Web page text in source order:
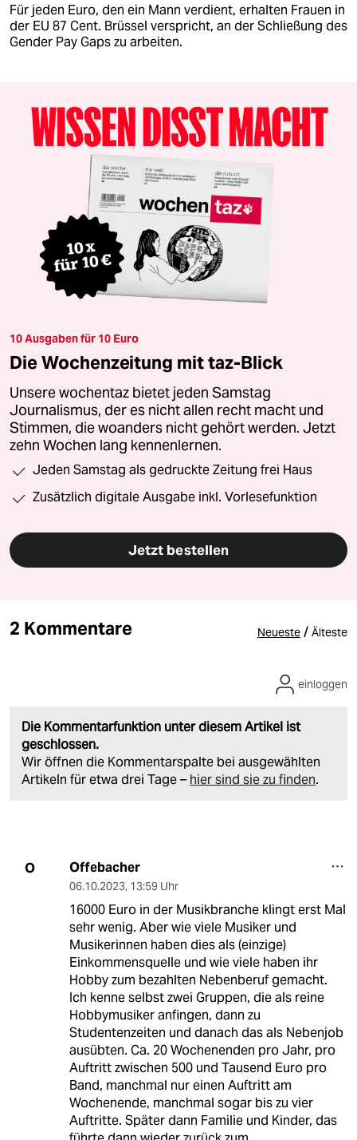
Für jeden Euro, den ein Mann verdient, erhalten Frauen in
der EU 87 Cent. Brüssel verspricht, an der Schließung des
Gender Pay Gaps zu arbeiten.
10 Ausgaben für 10 Euro
Die Wochenzeitung mit taz-Blick
Unsere wochentaz bietet jeden Samstag
Journalismus, der es nicht allen recht macht und
Stimmen, die woanders nicht gehört werden. Jetzt
zehn Wochen lang kennenlernen.
Jeden Samstag als gedruckte Zeitung frei Haus
Zusätzlich digitale Ausgabe inkl. Vorlesefunktion
Jetzt bestellen
2 Kommentare Neueste / Älteste
Die Kommentarfunktion unter diesem Artikel ist
geschlossen.
Wir öffnen die Kommentarspalte bei ausgewählten
Artikeln für etwa drei Tage – hier sind sie zu finden.
einloggen
O Offebacher
06.10.2023, 13:59 Uhr
16000 Euro in der Musikbranche klingt erst Mal
sehr wenig. Aber wie viele Musiker und
Musikerinnen haben dies als (einzige)
Einkommensquelle und wie viele haben ihr
Hobby zum bezahlten Nebenberuf gemacht.
Ich kenne selbst zwei Gruppen, die als reine
Hobbymusiker anfingen, dann zu
Studentenzeiten und danach das als Nebenjob
ausübten. Ca. 20 Wochenenden pro Jahr, pro
Auftritt zwischen 500 und Tausend Euro pro
Band, manchmal nur einen Auftritt am
Wochenende, manchmal sogar bis zu vier
Auftritte. Später dann Familie und Kinder, das